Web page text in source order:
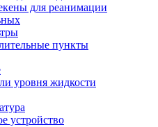
для реанимации
пункты
уровня жидкости
устройство